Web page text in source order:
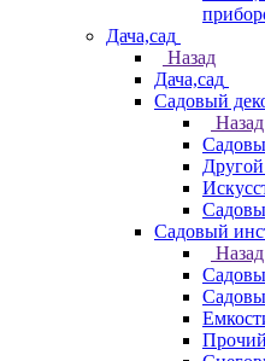
Дача,сад
Назад
Дача,сад
Садовый
Назад
Садовый
Назад